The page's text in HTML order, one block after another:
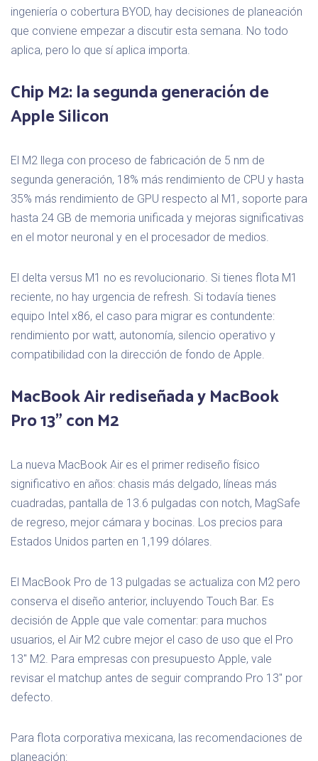
ingeniería o cobertura BYOD, hay decisiones de planeación
que conviene empezar a discutir esta semana. No todo
aplica, pero lo que sí aplica importa.
Chip M2: la segunda generación de
Apple Silicon
El M2 llega con proceso de fabricación de 5 nm de
segunda generación, 18% más rendimiento de CPU y hasta
35% más rendimiento de GPU respecto al M1, soporte para
hasta 24 GB de memoria unificada y mejoras significativas
en el motor neuronal y en el procesador de medios.
El delta versus M1 no es revolucionario. Si tienes flota M1
reciente, no hay urgencia de refresh. Si todavía tienes
equipo Intel x86, el caso para migrar es contundente:
rendimiento por watt, autonomía, silencio operativo y
compatibilidad con la dirección de fondo de Apple.
MacBook Air rediseñada y MacBook
Pro 13" con M2
La nueva MacBook Air es el primer rediseño físico
significativo en años: chasis más delgado, líneas más
cuadradas, pantalla de 13.6 pulgadas con notch, MagSafe
de regreso, mejor cámara y bocinas. Los precios para
Estados Unidos parten en 1,199 dólares.
El MacBook Pro de 13 pulgadas se actualiza con M2 pero
conserva el diseño anterior, incluyendo Touch Bar. Es
decisión de Apple que vale comentar: para muchos
usuarios, el Air M2 cubre mejor el caso de uso que el Pro
13" M2. Para empresas con presupuesto Apple, vale
revisar el matchup antes de seguir comprando Pro 13" por
defecto.
Para flota corporativa mexicana, las recomendaciones de
planeación: